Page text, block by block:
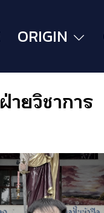
ORIGIN
ฝ่ายวิชาการ